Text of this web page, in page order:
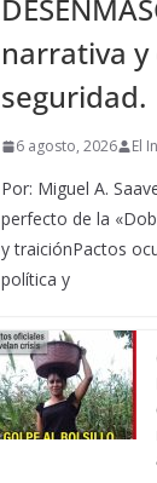
narrativa
seguridad.
6 agosto, 2026 El
Por: Miguel A.
perfecto de la
y traiciónPactos
política y